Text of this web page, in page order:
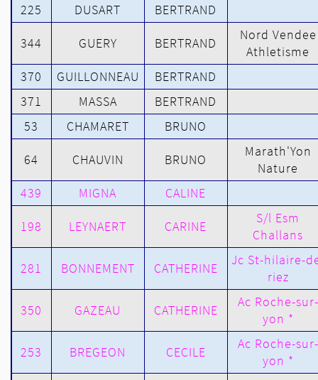
225
DUSART BERTRAND
344 GUERY BERTRAND
Nord Vendee
Athletisme
370
GUILLONNEAU
BERTRAND
371
MASSA
BERTRAND
53
CHAMARET BRUNO
64 CHAUVIN BRUNO
Marath'Yon
Nature
439
MIGNA CALINE
198 LEYNAERT CARINE
S/l Esm
Challans
281 BONNEMENT CATHERINE
Jc St-hilaire-
riez
350 GAZEAU CATHERINE
Ac Roche-sur-
yon *
253 BREGEON CECILE
Ac Roche-sur-
yon *